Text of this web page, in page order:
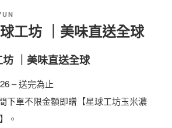
工坊 ｜美味直送全球
｜美味直送全球
– 送完為止
下單不限金額即贈【星球工坊玉米濃
。